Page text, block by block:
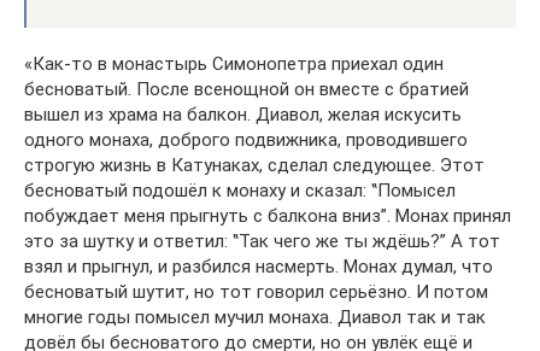
«Как-то в монастырь Симонопетра приехал один
бесноватый. После всенощной он вместе с братией
вышел из храма на балкон. Диавол, желая искусить
одного монаха, доброго подвижника, проводившего
строгую жизнь в Катунаках, сделал следующее. Этот
бесноватый подошёл к монаху и сказал: ‟Помысел
побуждает меня прыгнуть с балкона вниз”. Монах принял
это за шутку и ответил: ‟Так чего же ты ждёшь?” А тот
взял и прыгнул, и разбился насмерть. Монах думал, что
бесноватый шутит, но тот говорил серьёзно. И потом
многие годы помысел мучил монаха. Диавол так и так
довёл бы бесноватого до смерти, но он увлёк ещё и